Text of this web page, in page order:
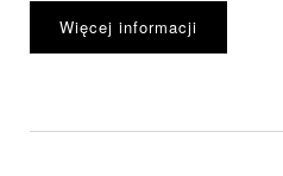
Więcej informacji